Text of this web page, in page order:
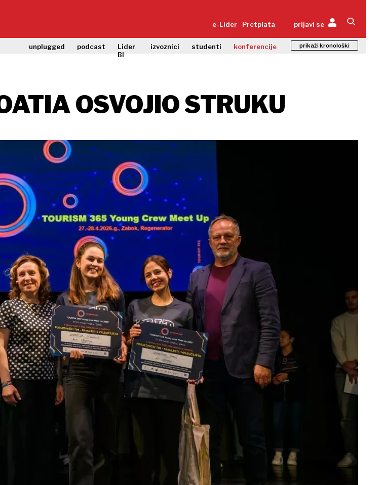
e-Lider Pretplata prijavi se
unplugged podcast
Lider
BI
izvoznici studenti konferencije prikaži kronološki
OSVOJIO STRUKU